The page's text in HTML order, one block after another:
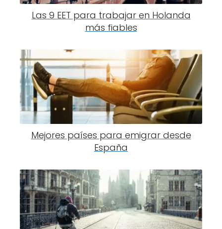
Las 9 EET para trabajar en Holanda
más fiables
Mejores países para emigrar desde
España